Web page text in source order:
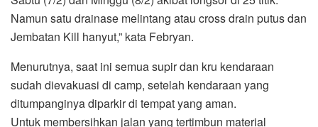
Namun satu drainase melintang atau cross drain putus dan
Jembatan Kill hanyut,” kata Febryan.
Menurutnya, saat ini semua supir dan kru kendaraan
sudah dievakuasi di camp, setelah kendaraan yang
ditumpanginya diparkir di tempat yang aman.
Untuk membersihkan jalan yang tertimbun material